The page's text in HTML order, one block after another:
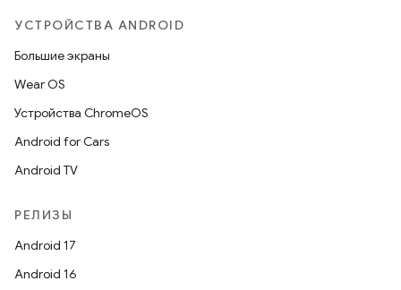
УСТРОЙСТВА ANDROID
Большие экраны
Wear OS
Устройства ChromeOS
Android for Cars
Android TV
РЕЛИЗЫ
Android 17
Android 16